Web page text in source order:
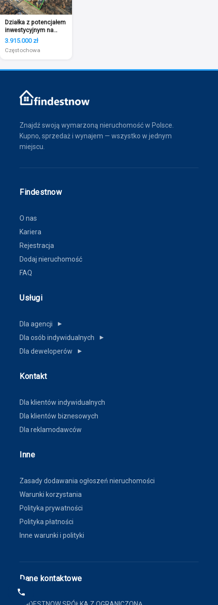
Działka z potencjałem
inwestycyjnym na
sprzedaż
3.915.000 zł
Częstochowa
Znajdź swoją wymarzoną nieruchomość w Polsce.
Kupno, sprzedaż i wynajem — wszystko w jednym
miejscu.
Findestnow
O nas
Kariera
Rejestracja
Dodaj nieruchomość
FAQ
Usługi
Dla agencji ▼
Dla osób indywidualnych ▼
Dla deweloperów ▼
Kontakt
Dla klientów indywidualnych
Dla klientów biznesowych
Dla reklamodawców
Inne
Zasady dodawania ogłoszeń nieruchomości
Warunki korzystania
Polityka prywatności
Polityka płatności
Inne warunki i polityki
Dane kontaktowe